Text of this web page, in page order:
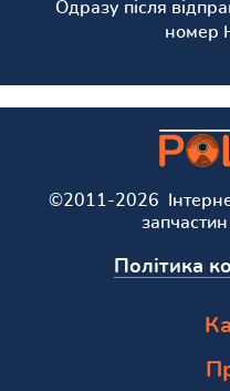
Одразу після
номер
©2011-2026
запчастин
Політика